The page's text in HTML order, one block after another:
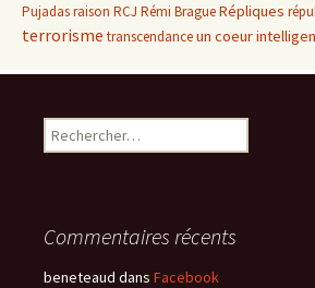
Pujadasraison RCJ Rémi BragueRépliques
terrorisme transcendanceun coeur
Rechercher :
Commentaires récents
beneteaud dans Facebook